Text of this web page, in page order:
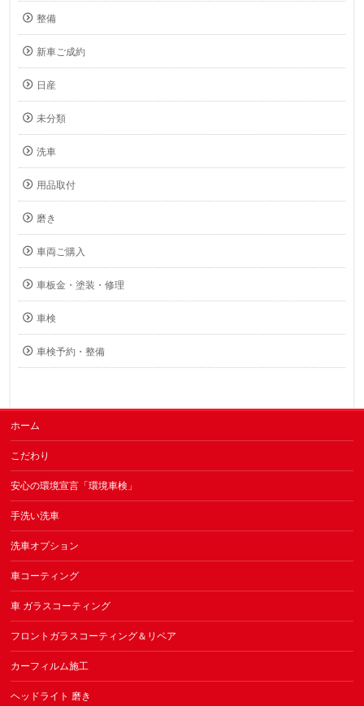
整備
新車ご成約
日産
未分類
洗車
用品取付
磨き
車両ご購入
車板金・塗装・修理
車検
車検予約・整備
ホーム
こだわり
安心の環境宣言「環境車検」
手洗い洗車
洗車オプション
車コーティング
車 ガラスコーティング
フロントガラスコーティング＆リペア
カーフィルム施工
ヘッドライト 磨き